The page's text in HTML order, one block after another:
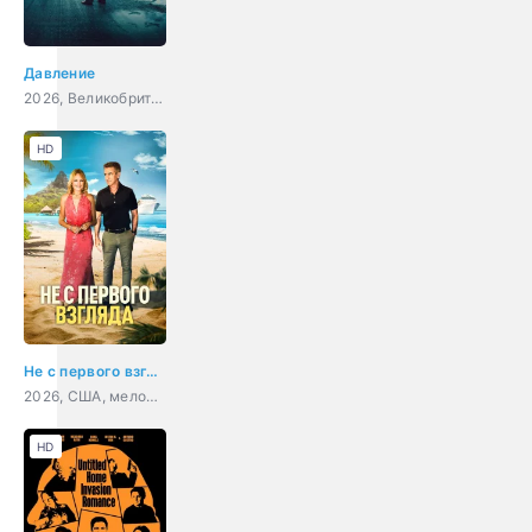
Давление
2026, Великобритания, Франция, США, триллер, драма, военный, история
Не с первого взгляда
2026, США, мелодрама, комедия
HD
HD